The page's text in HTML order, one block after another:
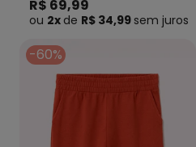
(Azul)
R$ 69,99
ou 2x de R$ 34,99 sem juros
-60%